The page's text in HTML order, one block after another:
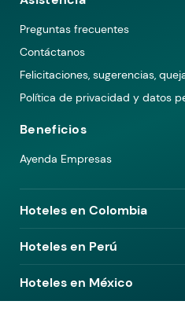
Preguntas frecuentes
Contáctanos
Felicitaciones, sugerencias,
Política de privacidad y datos
Beneficios
Ayenda Empresas
Hoteles en Colombia
Hoteles en Medellín
Hoteles en Bogotá
Hoteles en Pereira
Hoteles en Perú
Hoteles en Lima
Hoteles en Arequipa
Hoteles en México